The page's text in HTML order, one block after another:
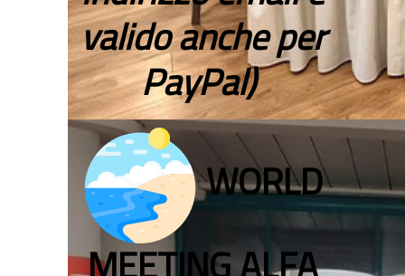
valido anche per
PayPal)
WORLD